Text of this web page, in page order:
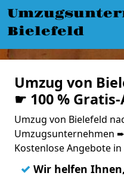
Bielefeld
Umzug von
☛ 100 %
Umzug von Bielefeld
Umzugsunternehmen
Kostenlose Angebote in
✓ Wir helfen